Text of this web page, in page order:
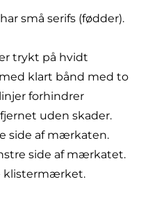
små serifs (fødder).
trykt på hvidt
klart bånd med to
forhindrer
uden skader.
side af mærkaten.
side af mærkatet.
klistermærket.